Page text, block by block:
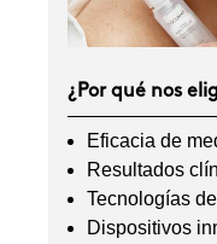
¿Por qué nos
Eficacia de
Resultados
Tecnologías
Dispositivos